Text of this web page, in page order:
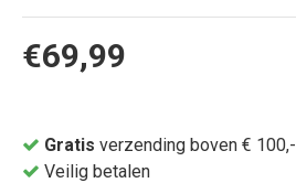
€69,99
Gratis verzending boven € 100,-
Veilig betalen